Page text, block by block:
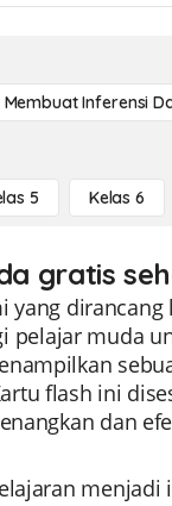
Membuat Inferensi
5 Kelas 6
gratis
yang
pelajar muda
flash ini
dan
menjadi